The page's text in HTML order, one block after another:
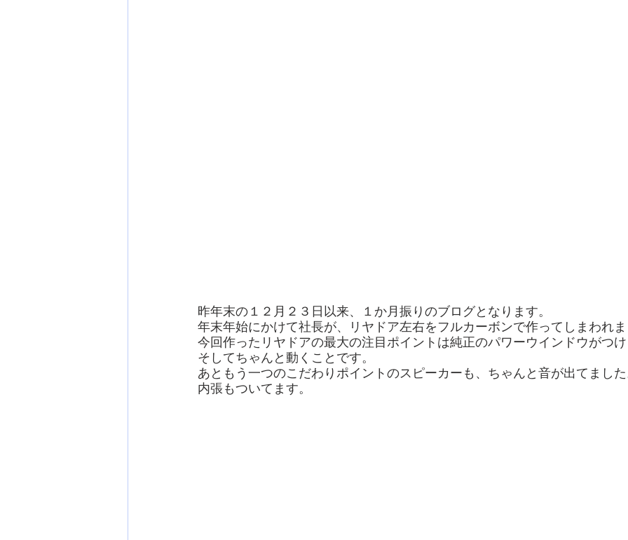
昨年末の１２月２３日以来、１か月振りのブログとなります。
年末年始にかけて社長が、リヤドア左右をフルカーボンで作ってしまわれま
今回作ったリヤドアの最大の注目ポイントは純正のパワーウインドウがつけ
そしてちゃんと動くことです。
あともう一つのこだわりポイントのスピーカーも、ちゃんと音が出てました
内張もついてます。